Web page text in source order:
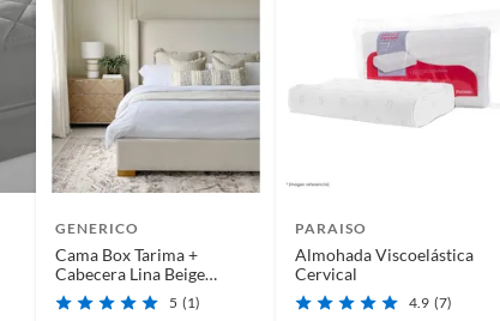
GENERICO
Cama Box Tarima +
Cabecera Lina Beige
Queen
5 (1)
PARAISO
Almohada Viscoelástica
Cervical
4.9 (7)